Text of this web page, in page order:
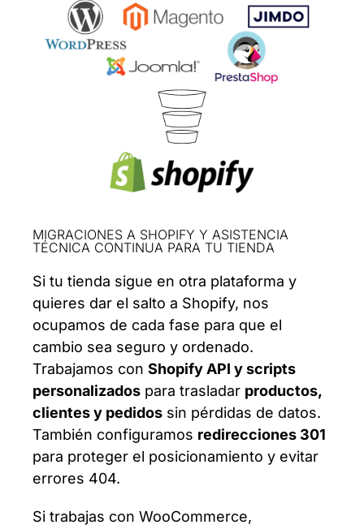
MIGRACIONES A SHOPIFY Y ASISTENCIA
TÉCNICA CONTINUA PARA TU TIENDA
Si tu tienda sigue en otra plataforma y
quieres dar el salto a Shopify, nos
ocupamos de cada fase para que el
cambio sea seguro y ordenado.
Trabajamos con Shopify API y scripts
personalizados para trasladar productos,
clientes y pedidos sin pérdidas de datos.
También configuramos redirecciones 301
para proteger el posicionamiento y evitar
errores 404.
Si trabajas con WooCommerce,